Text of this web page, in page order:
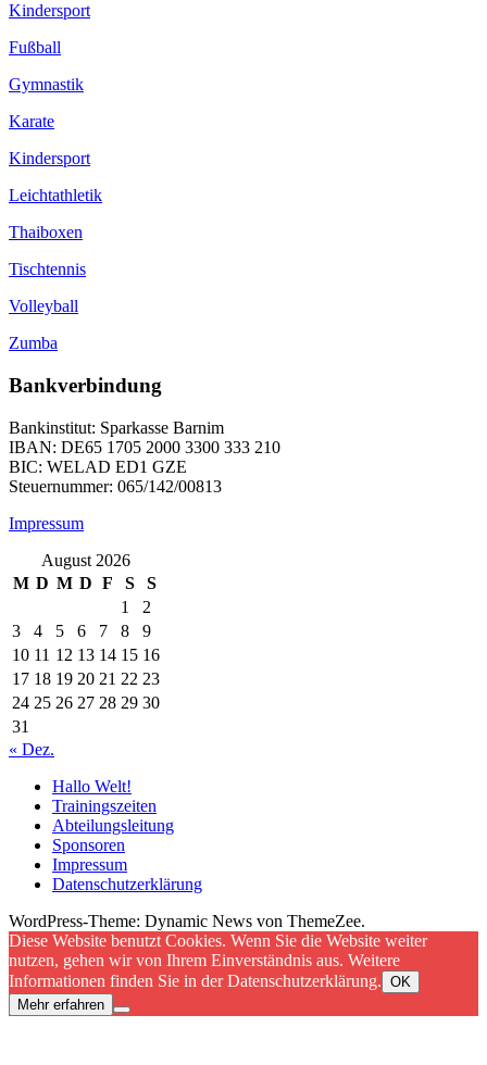
Kindersport
Fußball
Gymnastik
Karate
Kindersport
Leichtathletik
Thaiboxen
Tischtennis
Volleyball
Zumba
Bankverbindung
Bankinstitut: Sparkasse Barnim
IBAN: DE65 1705 2000 3300 333 210
BIC: WELAD ED1 GZE
Steuernummer: 065/142/00813
Impressum
August 2026
M D M D F S
S
1
2
3
4 5 6 7 8
9
10 11 12 13 14 15 16
17 18 19 20 21 22 23
24 25 26 27 28 29 30
31
« Dez.
Hallo Welt!
Trainingszeiten
Abteilungsleitung
Sponsoren
Impressum
Datenschutzerklärung
WordPress-Theme: Dynamic News von ThemeZee.
Diese Website benutzt Cookies. Wenn Sie die Website weiter
nutzen, gehen wir von Ihrem Einverständnis aus. Weitere
Informationen finden Sie in der Datenschutzerklärung. OK
Mehr erfahren